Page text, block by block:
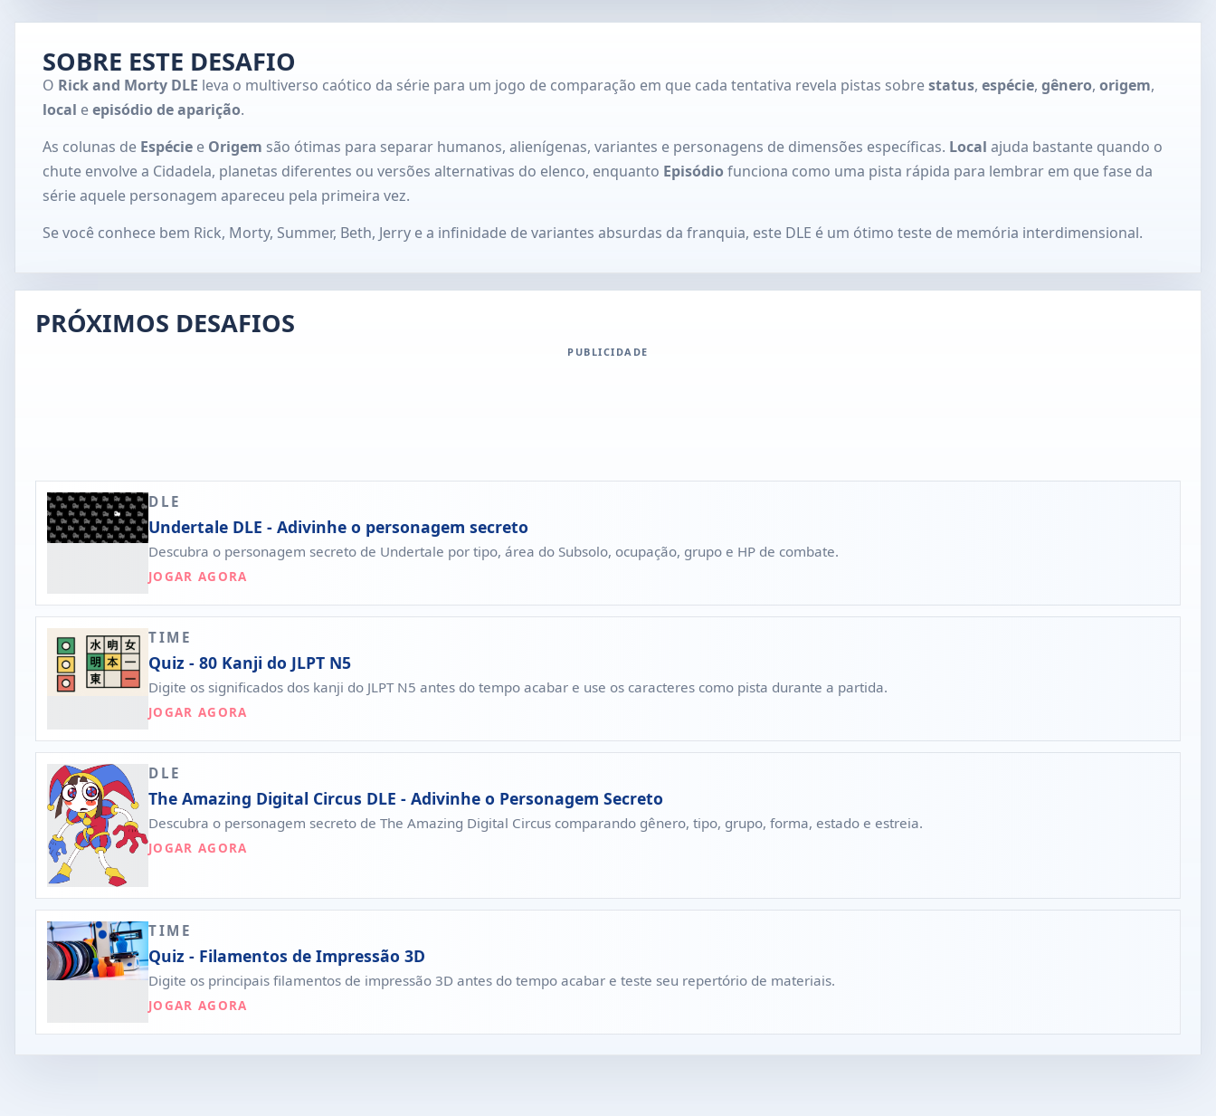
.height)||760))+"px";
    }
SOBRE ESTE DESAFIO
O Rick and Morty DLE leva o multiverso caótico da série para um jogo de comparação em que cada tentativa revela pistas sobrestatus, espécie, gênero, origem,
local eepisódio de aparição.
As colunas de Espéciee Origem são ótimas para separar humanos, alienígenas, variantes e personagens de dimensões específicas. Local ajuda bastante quando o
chute envolve a Cidadela, planetas diferentes ou versões alternativas do elenco, enquanto Episódiofunciona como uma pista rápida para lembrar em que fase da
série aquele personagem apareceu pela primeira vez.
Se você conhece bem Rick, Morty, Summer, Beth, Jerry e a infinidade de variantes absurdas da franquia, este DLE é um ótimo teste de memória interdimensional.
PRÓXIMOS DESAFIOS
PUBLICIDADE
DLE
Undertale DLE - Adivinhe o personagem secreto
Descubra o personagem secreto de Undertale por tipo, área do Subsolo, ocupação, grupo e HP de combate.
JOGAR AGORA
TIME
Quiz - 80 Kanji do JLPT N5
Digite os significados dos kanji do JLPT N5 antes do tempo acabar e use os caracteres como pista durante a partida.
JOGAR AGORA
DLE
The Amazing Digital Circus DLE - Adivinhe o Personagem Secreto
Descubra o personagem secreto de The Amazing Digital Circus comparando gênero, tipo, grupo, forma, estado e estreia.
JOGAR AGORA
TIME
Quiz - Filamentos de Impressão 3D
Digite os principais filamentos de impressão 3D antes do tempo acabar e teste seu repertório de materiais.
JOGAR AGORA